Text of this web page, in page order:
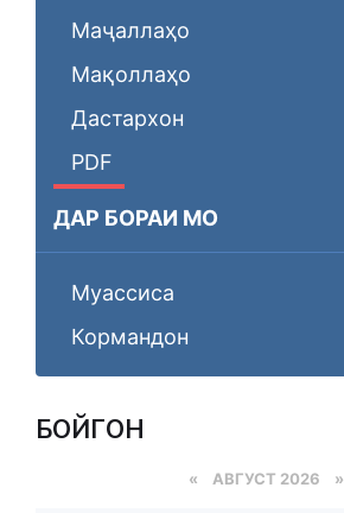
Маҷаллаҳо
Мақоллаҳо
Дастархон
PDF
ДАР БОРАИ МО
Муассиса
Кормандон
БОЙГОНӢ
« АВГУСТ 2026 »